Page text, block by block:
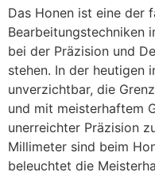
Das Honen ist eine der
Bearbeitungstechniken
bei der Präzision und
stehen. In der heutigen
unverzichtbar, die
und mit meisterhaftem
unerreichter Präzision
Millimeter sind beim
beleuchtet die